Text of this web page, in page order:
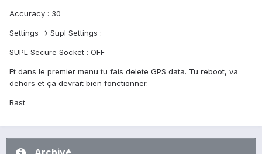
Accuracy : 30
Settings -> Supl Settings :
SUPL Secure Socket : OFF
Et dans le premier menu tu fais delete GPS data. Tu reboot, va
dehors et ça devrait bien fonctionner.
Bast